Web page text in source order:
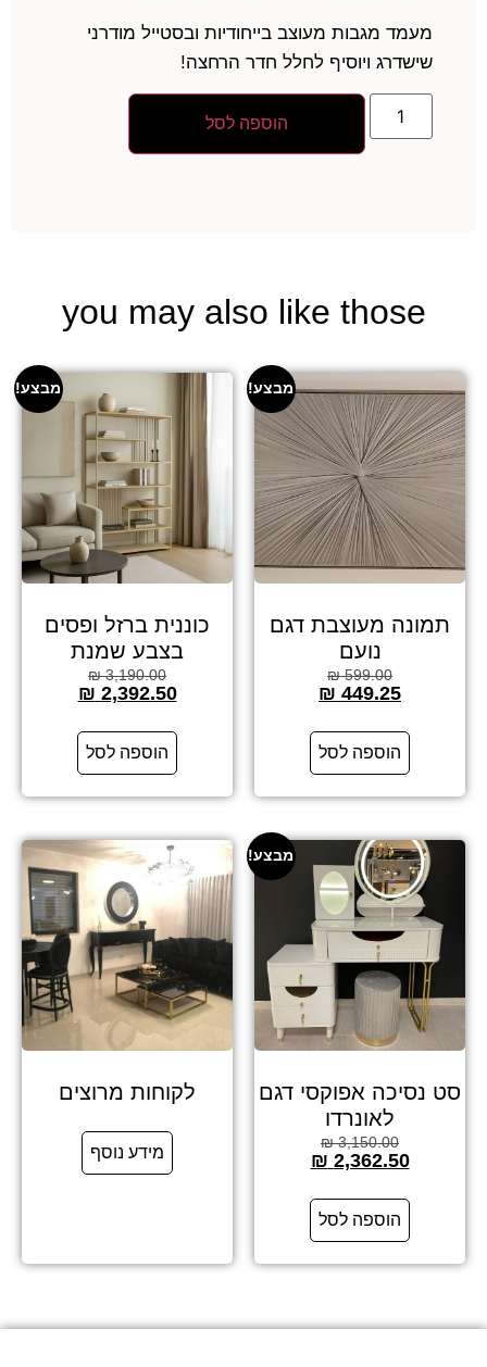
מעמד מגבות מעוצב בייחודיות ובסטייל מודרני
שישדרג ויוסיף לחלל חדר הרחצה!
הוספה לסל
you may also like those
מבצע!
תמונה מעוצבת דגם
נועם
599.00
₪
449.25
₪
הוספה לסל
מבצע!
כוננית ברזל ופסים
בצבע שמנת
3,190.00
₪
2,392.50
₪
הוספה לסל
מבצע!
סט נסיכה אפוקסי דגם
לאונרדו
3,150.00
₪
2,362.50
₪
הוספה לסל
לקוחות מרוצים
מידע נוסף